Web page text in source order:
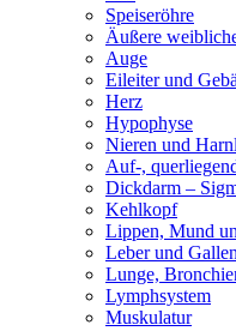
Speiseröhre
Äußere
Auge
Eileiter und
Herz
Hypophyse
Nieren und
Auf-,
Dickdarm –
Kehlkopf
Lippen, Mund
Leber und
Lunge,
Lymphsystem
Muskulatur